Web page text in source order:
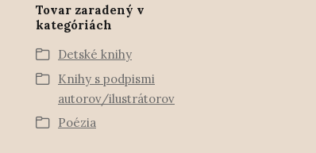
Tovar zaradený v
kategóriách
Detské knihy
Knihy s podpismi
autorov/ilustrátorov
Poézia